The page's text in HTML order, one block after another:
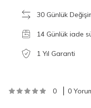
30 Günlük
14 Günlük iade
1 Yıl Garanti
0 0